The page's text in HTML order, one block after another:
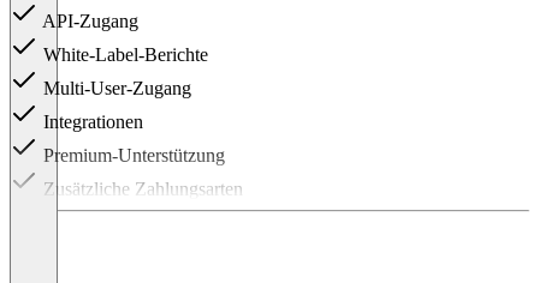
API-Zugang
White-Label-Berichte
Multi-User-Zugang
Integrationen
Premium-Unterstützung
Zusätzliche Zahlungsarten